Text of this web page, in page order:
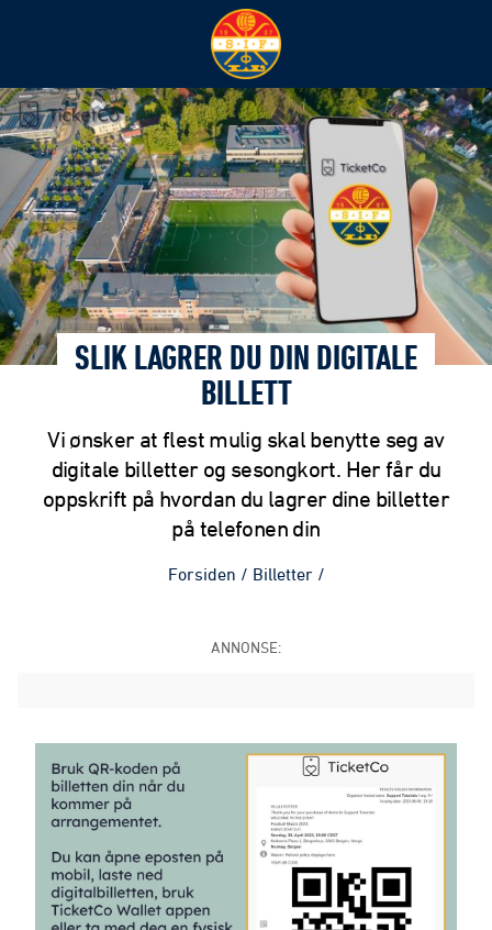
SLIK LAGRER DU DIN DIGITALE
BILLETT
Vi ønsker at flest mulig skal benytte seg av
digitale billetter og sesongkort. Her får du
oppskrift på hvordan du lagrer dine billetter
på telefonen din
Forsiden / Billetter /
ANNONSE: